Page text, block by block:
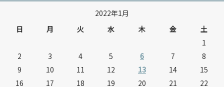
2022年1月
日
月 火 水 木 金 土
1
2
3 4 5 6 7
8
9
10 11 12 13 14
15
16
17 18 19 20 21
22